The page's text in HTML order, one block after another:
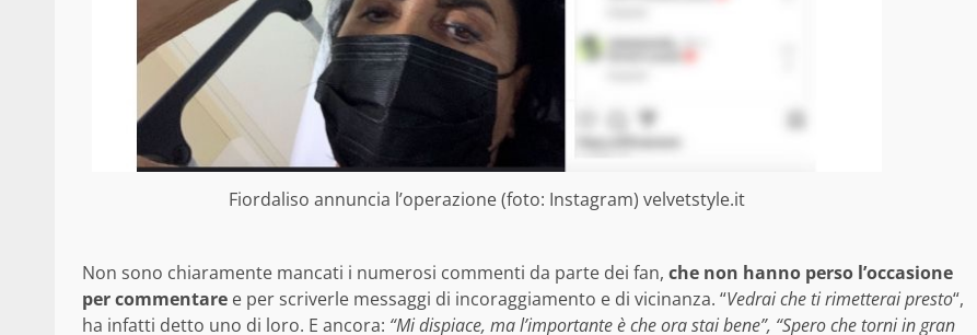
Fiordaliso annuncia l’operazione (foto: Instagram) velvetstyle.it
Non sono chiaramente mancati i numerosi commenti da parte dei fan, che non hanno perso l’occasione
per commentare e per scriverle messaggi di incoraggiamento e di vicinanza. “Vedrai che ti rimetterai presto“,
ha infatti detto uno di loro. E ancora: “Mi dispiace, ma l’importante è che ora stai bene”, “Spero che torni in gran